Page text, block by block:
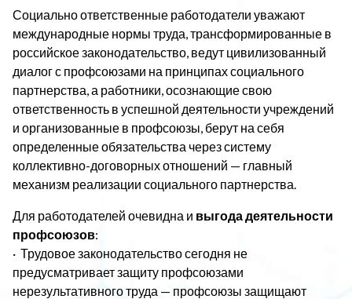
Социально ответственные работодатели уважают
международные нормы труда, трансформированные в
российское законодательство, ведут цивилизованный
диалог с профсоюзами на принципах социального
партнерства, а работники, осознающие свою
ответственность в успешной деятельности учреждений
и организованные в профсоюзы, берут на себя
определенные обязательства через систему
коллективно-договорных отношений — главный
механизм реализации социального партнерства.
Для работодателей очевидна и выгода деятельности
профсоюзов:
· Трудовое законодательство сегодня не
предусматривает защиту профсоюзами
нерезультативного труда — профсоюзы защищают